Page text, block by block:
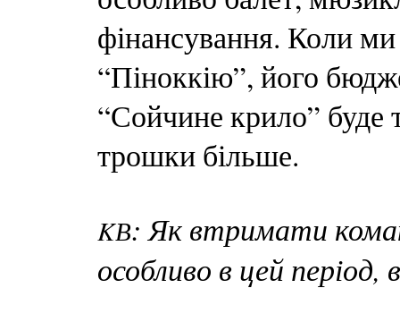
фінансування. Коли
“Піноккію”, його
“Сойчине крило” буде
трошки більше.
KВ: Як втримати
особливо в цей період,